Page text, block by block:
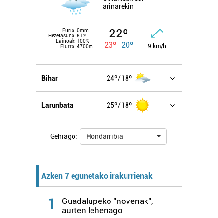
arinarekin
Euria: 0mm
Hezetasuna: 81%
Lainoak: 100%
Elurra: 4700m
22º
23º 20º 9 km/h
Bihar 24º 18º
Larunbata 25º 18º
Gehiago: Hondarribia
Azken 7 egunetako irakurrienak
1
Guadalupeko "novenak",
aurten lehenago